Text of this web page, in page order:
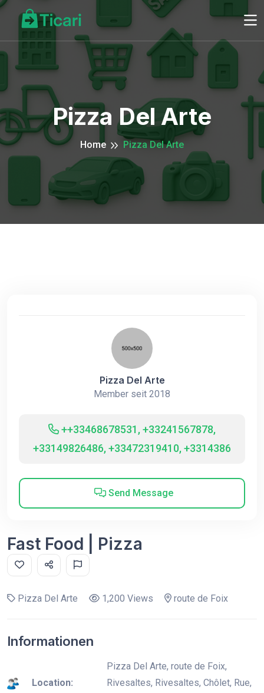
Pizza Del Arte
Home Pizza Del Arte
Pizza Del Arte
Member seit 2018
++33468678531, +33241567878,
+33149826486, +33472319410, +3314386
Send Message
Fast Food | Pizza
Pizza Del Arte 1,200 Views route de Foix
Informationen
Location:
Pizza Del Arte, route de Foix,
Rivesaltes, Rivesaltes, Chôlet, Rue,